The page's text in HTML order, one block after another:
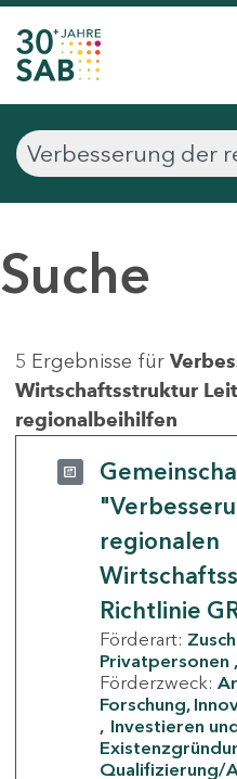
Suche
5 Ergebnisse für
Wirtschaftsstruktur
regionalbeihilfen
regionalen
Richtlinie
Förderart:
Privatpersonen
Förderzweck:
Forschung,
Investieren
Qualifizierung/